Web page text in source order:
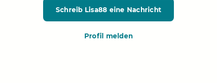
Schreib Lisa88 eine Nachricht
Profil melden